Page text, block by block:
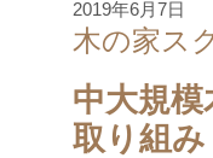
2019年6月7日
木の家ス
中大規
取り組み